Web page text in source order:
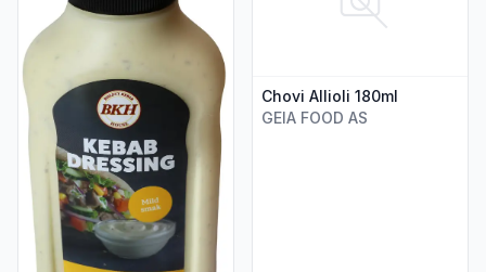
Chovi Allioli 180ml
GEIA FOOD AS